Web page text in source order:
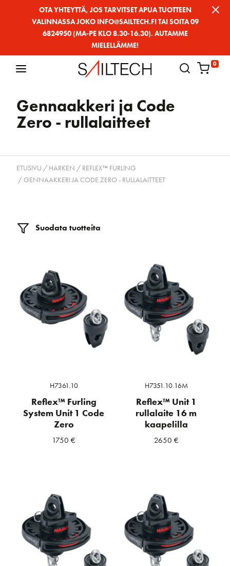
OTA YHTEYTTÄ, JOS TARVITSET APUA TUOTTEEN
VALINNASSA JOKO INFO@SAILTECH.FI TAI SOITA 09
6824950 (MA-PE KLO 8.30-16.30). AUTAMME
MIELELLÄMME!
0
Gennaakkeri ja Code
Zero - rullalaitteet
ETUSIVU / HARKEN / REFLEX™ FURLING
/ GENNAAKKERI JA CODE ZERO - RULLALAITTEET
Suodata tuotteita
H7361.10
Reflex™ Furling
System Unit 1 Code
Zero
1750€
H7351.10.16M
Reflex™ Unit 1
rullalaite 16 m
kaapelilla
2650 €